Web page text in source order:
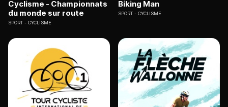
Cyclisme - Championnats
du monde sur route
SPORT CYCLISME
Biking Man
SPORT CYCLISME